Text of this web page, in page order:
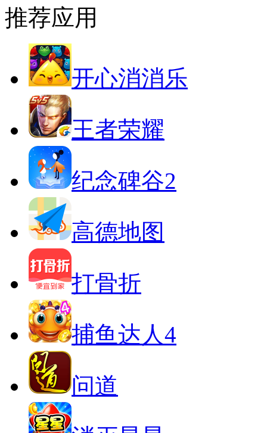
推荐应用
开心消消乐
王者荣耀
纪念碑谷2
高德地图
打骨折
捕鱼达人4
问道